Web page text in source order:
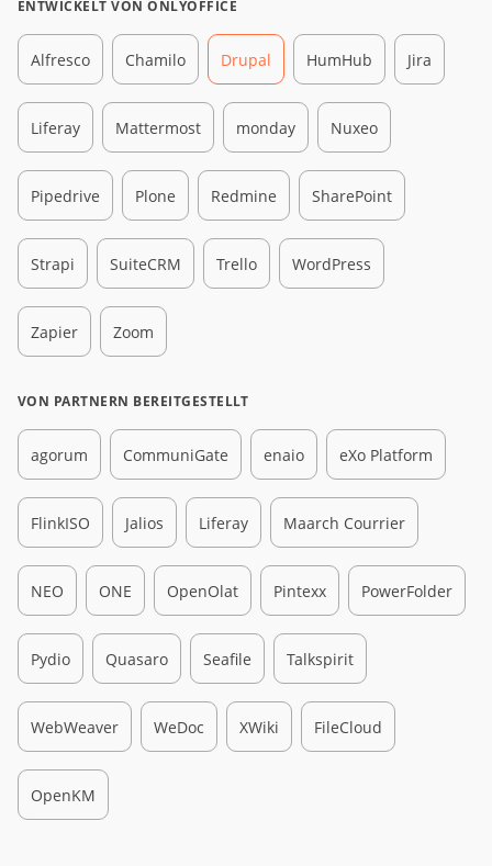
ENTWICKELT VON ONLYOFFICE
Alfresco Chamilo Drupal HumHub Jira
Liferay Mattermost monday Nuxeo
Pipedrive Plone Redmine SharePoint
Strapi SuiteCRM Trello WordPress
Zapier Zoom
VON PARTNERN BEREITGESTELLT
agorum CommuniGate enaio eXo Platform
FlinkISO Jalios Liferay Maarch Courrier
NEO ONE OpenOlat Pintexx PowerFolder
Pydio Quasaro Seafile Talkspirit
WebWeaver WeDoc XWiki FileCloud
OpenKM